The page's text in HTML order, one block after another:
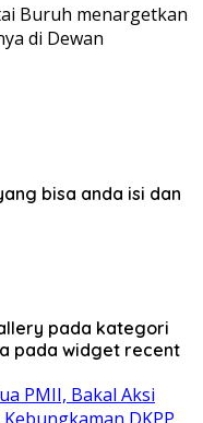
Buruh menargetkan
di Dewan
bisa anda isi dan
pada kategori
pada widget recent